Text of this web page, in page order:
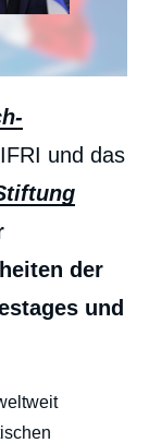
und das
der
und